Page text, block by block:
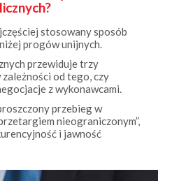
stosowany sposób
progów unijnych.
przewiduje trzy
od tego, czy
z wykonawcami.
przebieg w
nieograniczonym”,
i jawność